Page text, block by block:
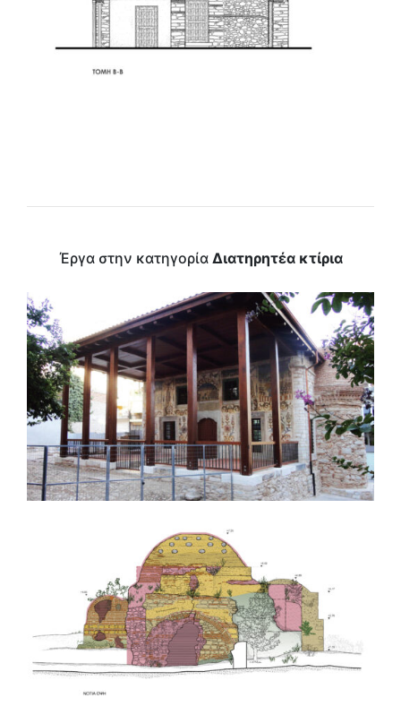
Έργα στην κατηγορία Διατηρητέα κτίρια